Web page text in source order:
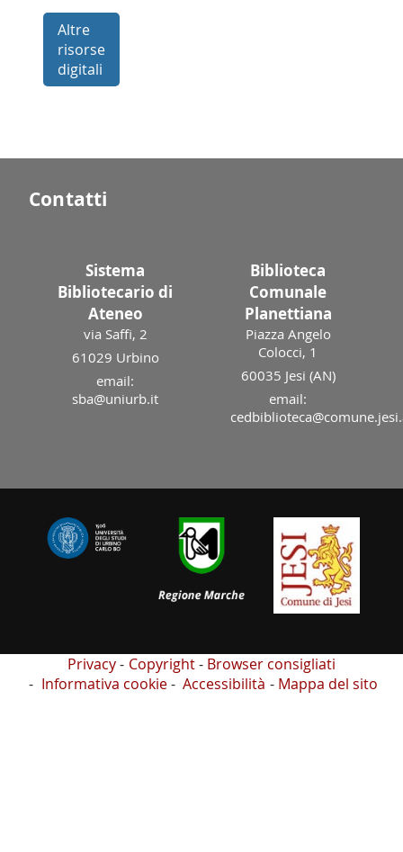
Altre
risorse
digitali
Contatti
Sistema
Bibliotecario di
Ateneo
via Saffi, 2
61029 Urbino
email:
sba@uniurb.it
Biblioteca
Comunale
Planettiana
Piazza Angelo
Colocci, 1
60035 Jesi (AN)
email:
Privacy Copyright
Browser consigliati
Informativa cookie
Accessibilità Mappa del sito